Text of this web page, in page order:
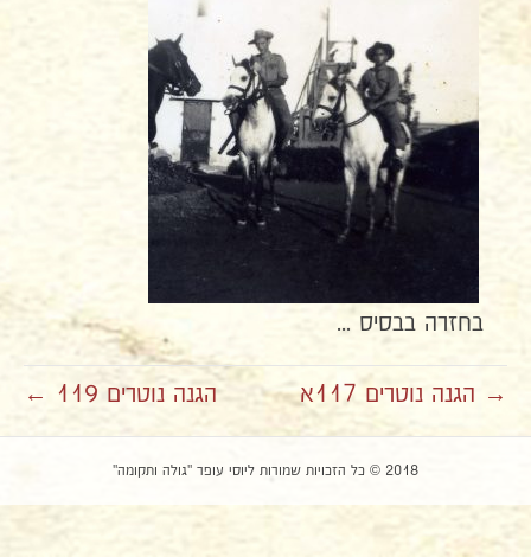
בחזרה בבסיס ...
→ הגנה נוטרים 117א הגנה נוטרים 119 ←
2018 © כל הזכויות שמורות ליוסי עופר "גולה ותקומה"